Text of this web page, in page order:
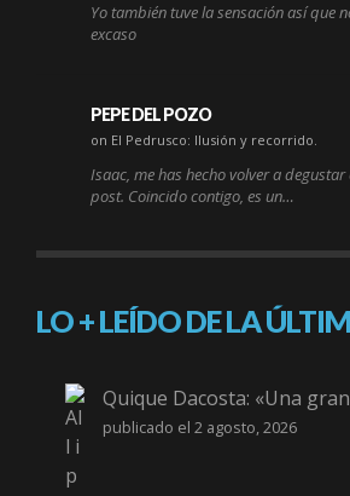
Yo también tuve la sensación así que
excaso
PEPE DEL POZO
on El Pedrusco: Ilusión y recorrido.
Isaac, me has hecho volver a
post. Coincido contigo, es un…
LO + LEÍDO DE LA
Quique Dacosta: «Una
publicado el 2 agosto, 2026